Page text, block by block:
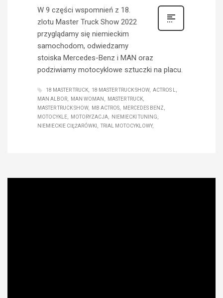
W 9 części wspomnień z 18.
zlotu Master Truck Show 2022
przyglądamy się niemieckim
samochodom, odwiedzamy
stoiska Mercedes-Benz i MAN oraz
podziwiamy motocyklowe sztuczki na placu.
18 MASTER TRUCK 18 MASTER TRUCK SHOW
ACTROS L
MAN ALBOR
MAN WOMAN
MASTER TRUCK
MASTER TRUCK SHOW
MB ACTROS
MERCEDES BENZ
MOTOCYKLE
MOTORYZACJA
NIEMIECKI TUNING
NIEMIECKIE CIĘŻARÓWKI
TRIAL MOTOCYKLOWY